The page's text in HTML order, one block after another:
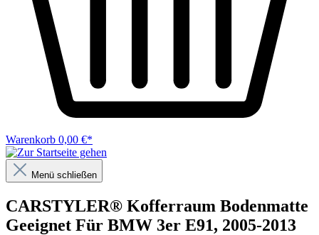
Warenkorb 0,00 €*
Menü schließen
CARSTYLER® Kofferraum Bodenmatte
Geeignet Für BMW 3er E91, 2005-2013